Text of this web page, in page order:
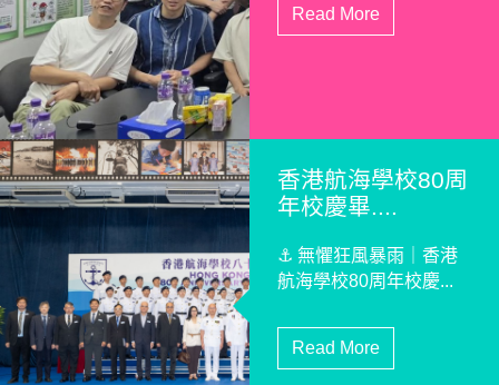
Read More
香港航海學校80周
年校慶畢....
⚓️ 無懼狂風暴雨｜香港
航海學校80周年校慶...
Read More